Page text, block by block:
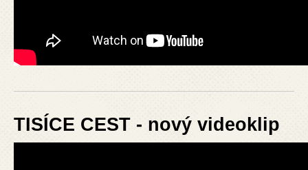
TISÍCE CEST - nový videoklip